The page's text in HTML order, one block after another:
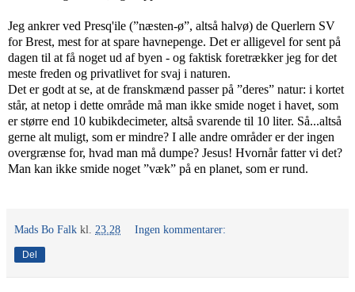
Jeg ankrer ved Presq'ile (”næsten-ø”, altså halvø) de Querlern SV
for Brest, mest for at spare havnepenge. Det er alligevel for sent på
dagen til at få noget ud af byen - og faktisk foretrækker jeg for det
meste freden og privatlivet for svaj i naturen.
Det er godt at se, at de franskmænd passer på ”deres” natur: i kortet
står, at netop i dette område må man ikke smide noget i havet, som
er større end 10 kubikdecimeter, altså svarende til 10 liter. Så...altså
gerne alt muligt, som er mindre? I alle andre områder er der ingen
overgrænse for, hvad man må dumpe? Jesus! Hvornår fatter vi det?
Man kan ikke smide noget ”væk” på en planet, som er rund.
Mads Bo Falk kl. 23.28 Ingen kommentarer:
Del